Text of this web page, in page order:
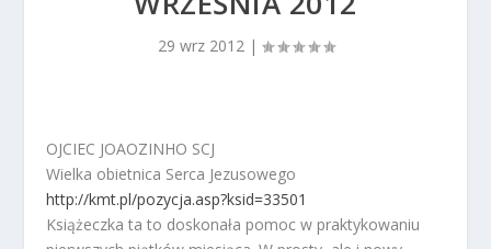
29 wrz 2012|
OJCIEC JOAOZINHO SCJ
Wielka obietnica Serca Jezusowego
http://kmt.pl/pozycja.asp?ksid=33501
Książeczka ta to doskonała pomoc w praktykowaniu